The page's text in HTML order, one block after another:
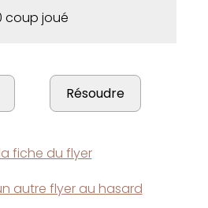
coup joué
fiche du flyer
autre flyer au hasard